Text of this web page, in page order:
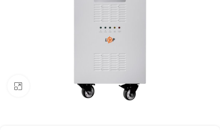
Натисніть, щоб збільшити